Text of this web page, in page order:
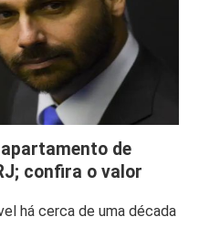
de
confira o valor
há cerca de uma década